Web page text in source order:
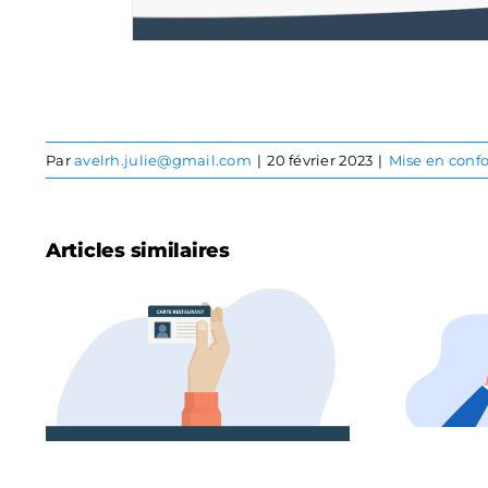
Paravelrh.julie@gmail.com | 20 février 2023 | Mise en
Articles similaires
5 choses à savoir
sur les tickets
restaurant